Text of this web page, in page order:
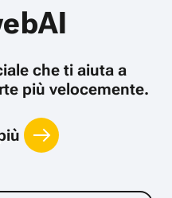
che ti aiuta a
più velocemente.